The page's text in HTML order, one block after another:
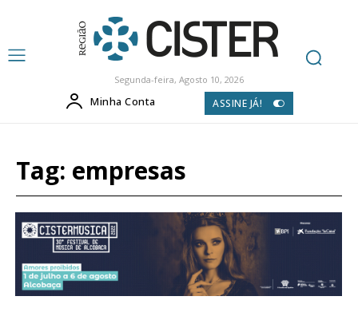
Segunda-feira, Agosto 10, 2026
Minha Conta ASSINE JÁ!
Tag: empresas